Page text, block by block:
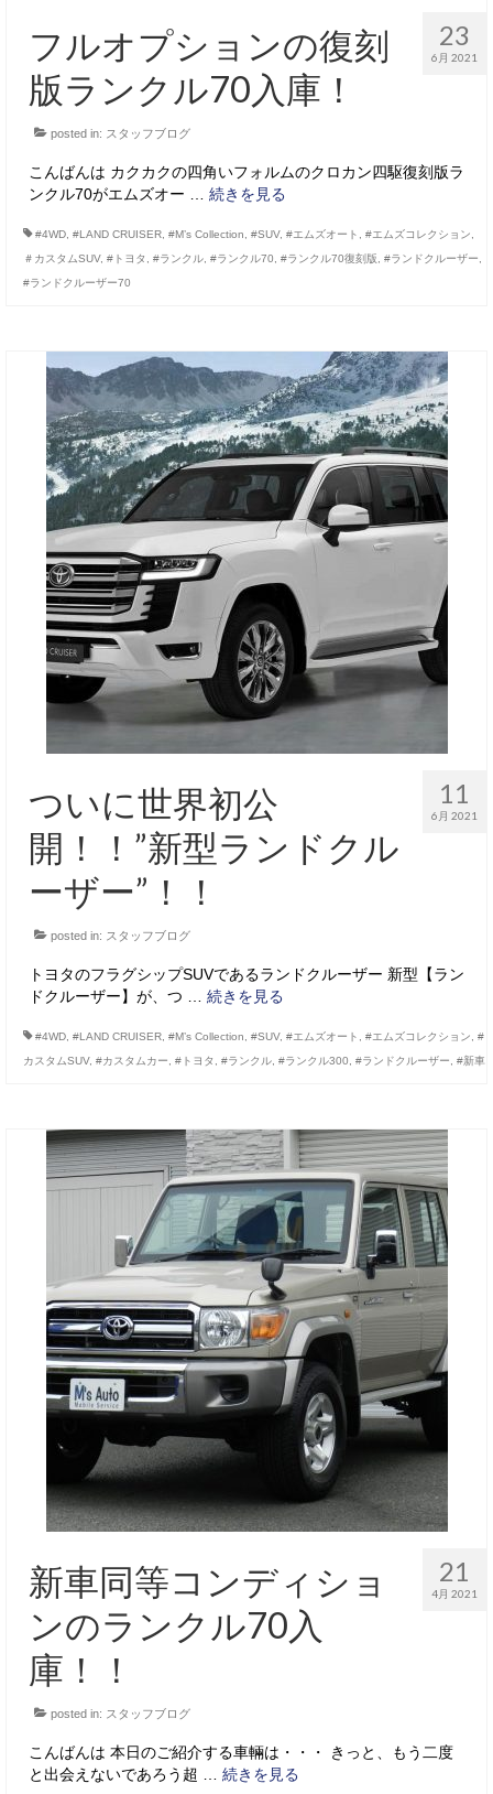
23
6月 2021
フルオプションの復刻
版ランクル70入庫！
posted in: スタッフブログ
こんばんは カクカクの四角いフォルムのクロカン四駆復刻版ラ
ンクル70がエムズオー … 続きを見る
#4WD #LAND CRUISER #M’s Collection #SUV, #エムズオート #エムズコレクション
＃カスタムSUV, #トヨタ #ランクル #ランクル70 #ランクル70復刻版 #ランドクルーザー
#ランドクルーザー70
11
6月 2021
ついに世界初公
開！！”新型ランドクル
ーザー”！！
posted in: スタッフブログ
トヨタのフラグシップSUVであるランドクルーザー 新型【ラン
ドクルーザー】が、つ … 続きを見る
#4WD #LAND CRUISER #M’s Collection #SUV, #エムズオート #エムズコレクション
#
カスタムSUV, #カスタムカー #トヨタ #ランクル #ランクル300 #ランドクルーザー #新車
21
4月 2021
新車同等コンディショ
ンのランクル70入
庫！！
posted in: スタッフブログ
こんばんは 本日のご紹介する車輛は・・・ きっと、もう二度
と出会えないであろう超 … 続きを見る